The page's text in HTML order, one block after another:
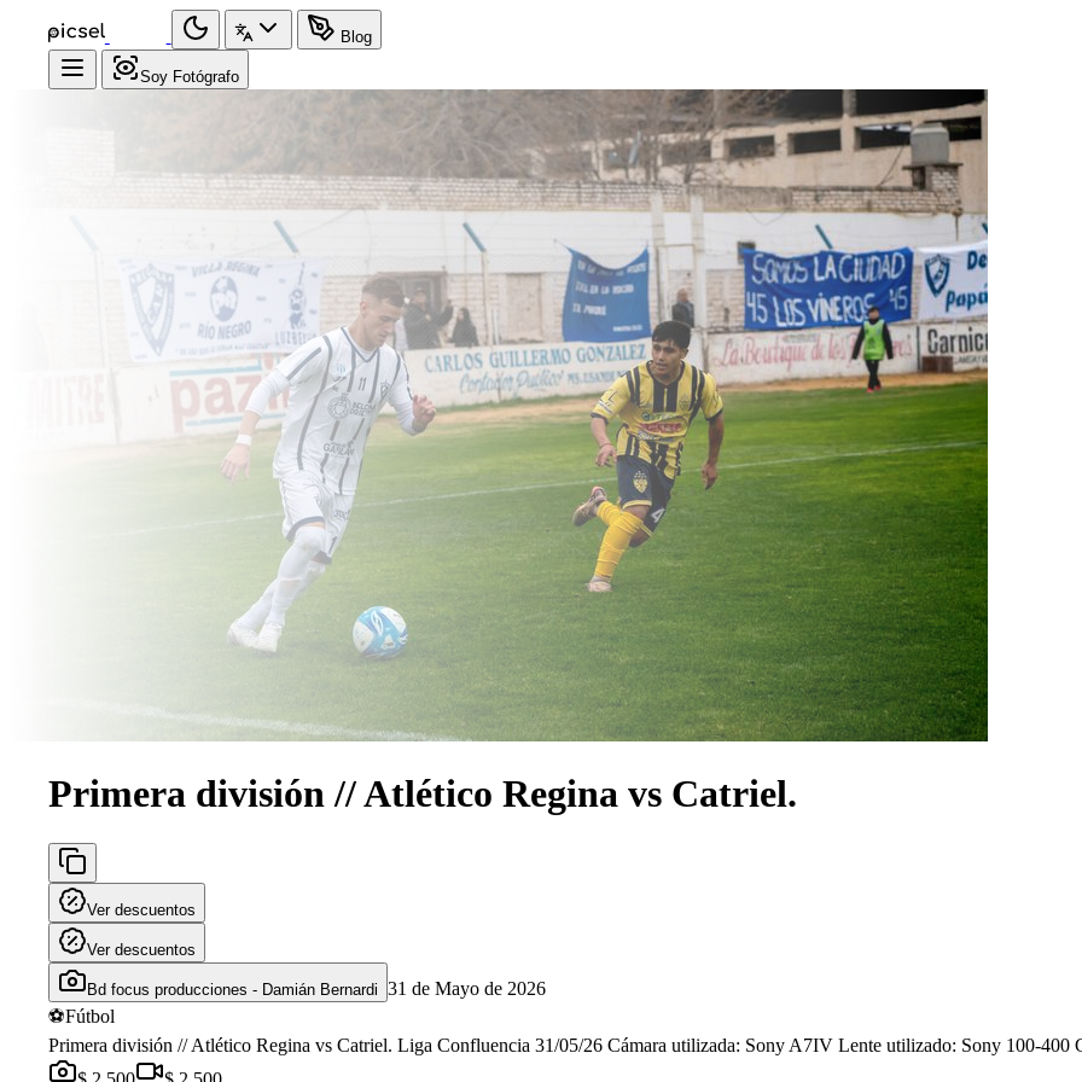
Blog
Soy Fotógrafo
Primera división // Atlético Regina vs Catriel.
Ver descuentos
Ver descuentos
Bd focus producciones - Damián Bernardi 31 de Mayo de 2026
⚽Fútbol
Primera división // Atlético Regina vs Catriel. Liga Confluencia 31/05/26 Cámara utilizada: Sony A7IV Lente utilizado: Sony 100-400